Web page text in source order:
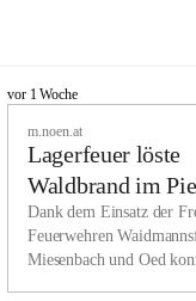
Schifahren oder
sowie
und urigen
liebenswerten Ort.
groß geschrieben
M
h
vor 1 Woche
m.noen.at
Lagerfeuer löste
Waldbrand im
aus
Dank dem Einsatz der
Feuerwehren
Miesenbach und Oed